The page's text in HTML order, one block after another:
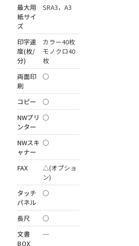
最大用
紙サイ
ズ
SRA3，A3
印字速
度(枚/
分)
カラー40枚
モノクロ40
枚
両面印
刷
○
コピー
○
NWプリ
ンター
○
NWスキ
ャナー
○
FAX
△(オプショ
ン)
タッチ
パネル
○
長尺
○
文書
BOX
─